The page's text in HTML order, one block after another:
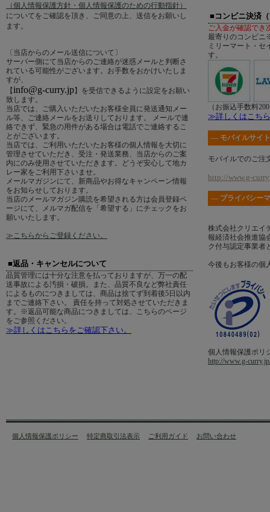
（個人情報保護方針・個人情報保護のための行動指針）
についてをご確認を頂き、ご同意の上、送信をお願いし
ます。
〔当店からのメール送信について〕
サーバー側にて当店からのご連絡が迷惑メールと判断さ
れている可能性がございます。お手数をおかけいたしま
すが、
【 info@g-curry.jp】を受信できるように設定をお願い
致します。
当店では、ご購入いただいたお客様全員に発送通知メー
ル等、ご連絡メールをお送りしております。 メールで連
絡できず、緊急の用件がある場合は電話でご連絡するこ
とがございます。
当店では、ご利用いただいたお客様の個人情報を大切に
管理させていただき、受注・発送業務、当店からのご案
内にのみ使用させていただきます。どうぞ安心して地カ
レー家をご利用下さいませ。
メールマガジンにて、新商品やお得なキャンペーン情報
をお知らせしております。
当店のメールマガジン購読を希望される方は会員登録ペ
ージにて、メルマガ配信を「希望する」にチェックをお
願いいたします。
≫こちらからご登録ください。
■返品・キャンセルについて
品質管理には十分な注意を払っておりますが、万一の配
送事故による汚損・破損。また、品質不良など弊社責任
によるものにつきましては、商品は捨てず到着後5日以内
までご連絡下さい。 責任を持って対処させていただきま
す。※返品可能な商品につきましては、こちらのページ
をご参照ください。
≫詳しくはこちらをご確認下さい。
■コンビニ決済
ご入金が確認でき
最寄りのコンビニ
ミリーマート・セ
す。
（お振込手数料
≫詳しくはこち
― モバイルサイ
モバイルでのご注
http://www.g-
― プライバシー
株式会社クリエイ
報経済社会推進協
ク付与認定事業者
今後もお客様の個
個人情報保護ポリ
http://www.g-
個人情報保護ポリシー 特定商取引法表示 ご利用ガイド お問い合わせ